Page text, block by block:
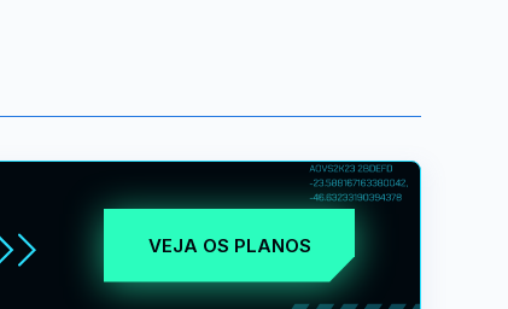
VEJA OS PLANOS